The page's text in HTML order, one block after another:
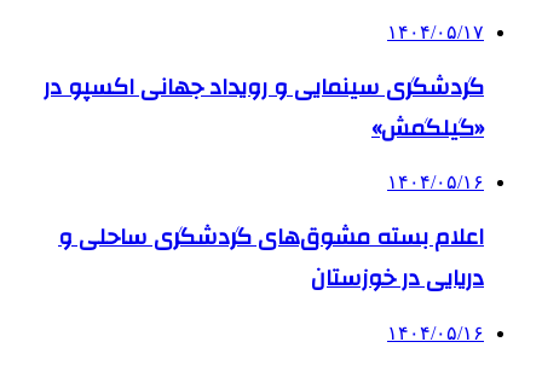
۱۴۰۴/۰۵/۱۷
گردشگری سینمایی و رویداد جهانی اکسپو در
«گیلگمش»
۱۴۰۴/۰۵/۱۶
اعلام بسته مشوق‌های گردشگری ساحلی و
دریایی در خوزستان
۱۴۰۴/۰۵/۱۶